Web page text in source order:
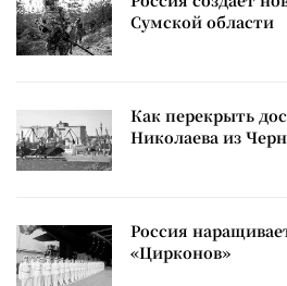
Сумской области
Как перекрыть
Николаева из
Россия
«Цирконов»